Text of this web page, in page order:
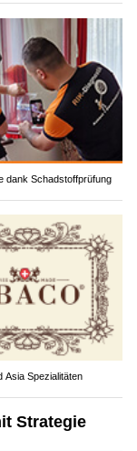
dank Schadstoffprüfung
Asia Spezialitäten
Strategie